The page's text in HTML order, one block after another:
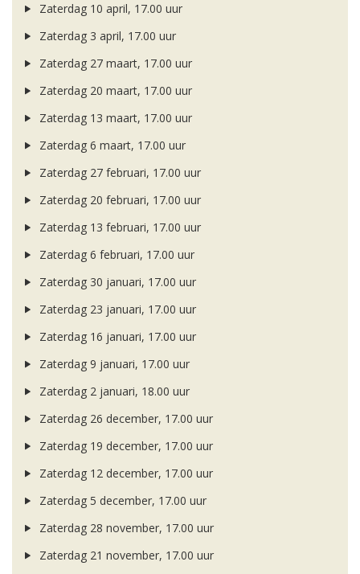
Zaterdag 10 april, 17.00 uur
Zaterdag 3 april, 17.00 uur
Zaterdag 27 maart, 17.00 uur
Zaterdag 20 maart, 17.00 uur
Zaterdag 13 maart, 17.00 uur
Zaterdag 6 maart, 17.00 uur
Zaterdag 27 februari, 17.00 uur
Zaterdag 20 februari, 17.00 uur
Zaterdag 13 februari, 17.00 uur
Zaterdag 6 februari, 17.00 uur
Zaterdag 30 januari, 17.00 uur
Zaterdag 23 januari, 17.00 uur
Zaterdag 16 januari, 17.00 uur
Zaterdag 9 januari, 17.00 uur
Zaterdag 2 januari, 18.00 uur
Zaterdag 26 december, 17.00 uur
Zaterdag 19 december, 17.00 uur
Zaterdag 12 december, 17.00 uur
Zaterdag 5 december, 17.00 uur
Zaterdag 28 november, 17.00 uur
Zaterdag 21 november, 17.00 uur